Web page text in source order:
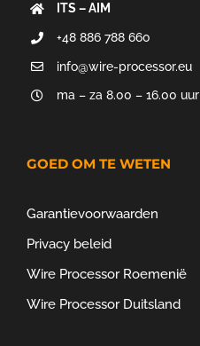
ITS – AIM
+48 886 788 660
info@wire-processor.eu
ma – za 8.00 – 16.00 uur
GOED OM TE WETEN
Garantievoorwaarden
Privacy beleid
Wire Processor Roemenië
Wire Processor Duitsland